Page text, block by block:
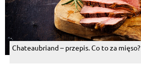
Chateaubriand – przepis. Co to za mięso?